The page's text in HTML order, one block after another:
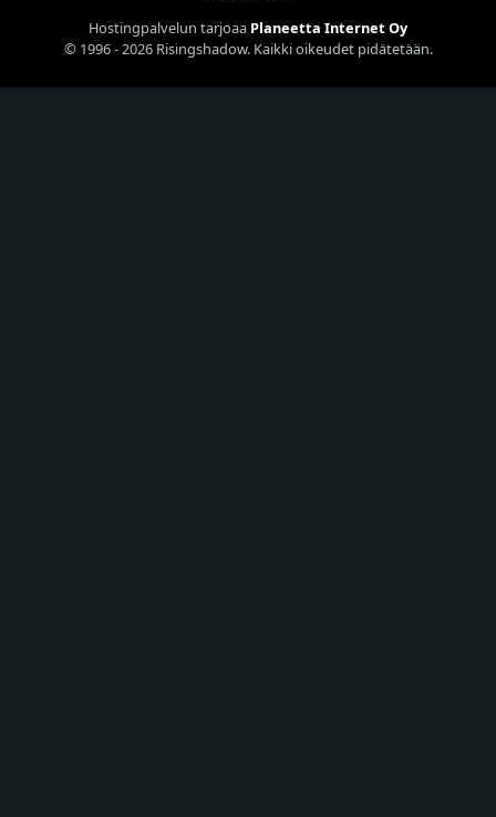
Hostingpalvelun tarjoaa Planeetta Internet Oy
© 1996 - 2026 Risingshadow. Kaikki oikeudet pidätetään.